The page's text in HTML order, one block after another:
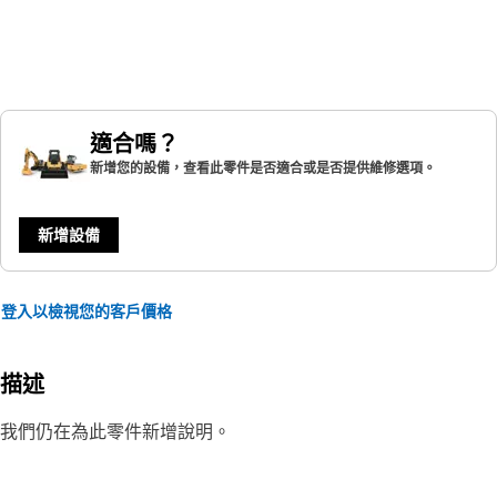
適合嗎？
新增您的設備，查看此零件是否適合或是否提供維修選項。
新增設備
登入以檢視您的客戶價格
描述
我們仍在為此零件新增說明。